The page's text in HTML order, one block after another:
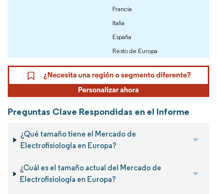
Francia
Italia
España
Resto de Europa
Preguntas Clave Respondidas en el Informe
¿Qué tamaño tiene el Mercado de
Electrofisiología en Europa?
¿Cuál es el tamaño actual del Mercado de
Electrofisiología en Europa?